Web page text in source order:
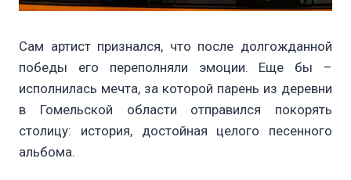
Сам артист признался, что после долгожданной
победы его переполняли эмоции. Еще бы –
исполнилась мечта, за которой парень из деревни
в Гомельской области отправился покорять
столицу: история, достойная целого песенного
альбома.